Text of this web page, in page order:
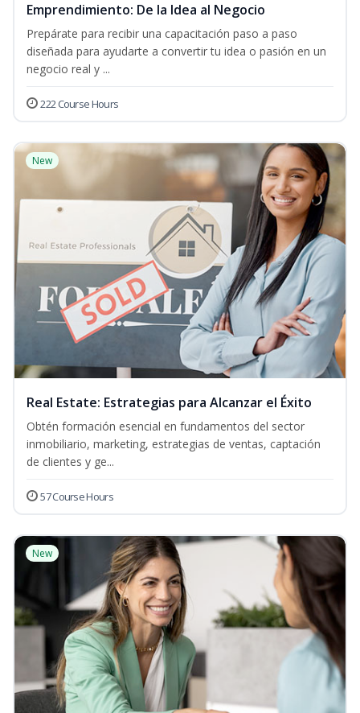
Emprendimiento: De la Idea al Negocio
Prepárate para recibir una capacitación paso a paso
diseñada para ayudarte a convertir tu idea o pasión en un
negocio real y ...
222 Course Hours
New
Real Estate: Estrategias para Alcanzar el Éxito
Obtén formación esencial en fundamentos del sector
inmobiliario, marketing, estrategias de ventas, captación
de clientes y ge...
57 Course Hours
New